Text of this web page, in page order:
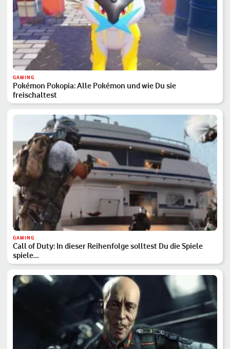
GAMING
Pokémon Pokopia: Alle Pokémon und wie Du sie
freischaltest
GAMING
Call of Duty: In dieser Reihenfolge solltest Du die Spiele
spiele…